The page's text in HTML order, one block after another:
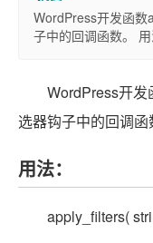
WordPress开发函数
子中的回调函数。
WordPress开
选器钩子中的回调函
用法：
apply_filters(